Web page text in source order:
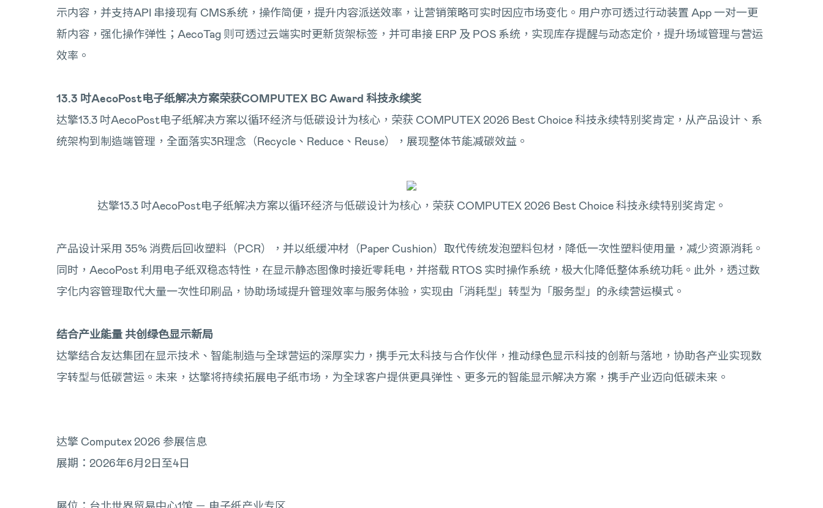
示内容，并支持API 串接现有 CMS系统，操作简便，提升内容派送效率，让营销策略可实时因应市场变化。用户亦可透过行动装置 App 一对一更
新内容，强化操作弹性；AecoTag 则可透过云端实时更新货架标签，并可串接 ERP 及 POS 系统，实现库存提醒与动态定价，提升场域管理与营运
效率。
13.3 吋AecoPost电子纸解决方案荣获COMPUTEX BC Award 科技永续奖
达擎13.3 吋AecoPost电子纸解决方案以循环经济与低碳设计为核心，荣获 COMPUTEX 2026 Best Choice 科技永续特别奖肯定，从产品设计、系
统架构到制造端管理，全面落实3R理念（Recycle、Reduce、Reuse），展现整体节能减碳效益。
达擎13.3 吋AecoPost电子纸解决方案以循环经济与低碳设计为核心，荣获 COMPUTEX 2026 Best Choice 科技永续特别奖肯定。
产品设计采用 35% 消费后回收塑料（PCR），并以纸缓冲材（Paper Cushion）取代传统发泡塑料包材，降低一次性塑料使用量，减少资源消耗。
同时，AecoPost 利用电子纸双稳态特性，在显示静态图像时接近零耗电，并搭载 RTOS 实时操作系统，极大化降低整体系统功耗。此外，透过数
字化内容管理取代大量一次性印刷品，协助场域提升管理效率与服务体验，实现由「消耗型」转型为「服务型」的永续营运模式。
结合产业能量 共创绿色显示新局
达擎结合友达集团在显示技术、智能制造与全球营运的深厚实力，携手元太科技与合作伙伴，推动绿色显示科技的创新与落地，协助各产业实现数
字转型与低碳营运。未来，达擎将持续拓展电子纸市场，为全球客户提供更具弹性、更多元的智能显示解决方案，携手产业迈向低碳未来。
达擎 Computex 2026 参展信息
展期：2026年6月2日至4日